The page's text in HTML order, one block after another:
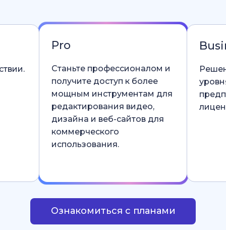
Pro
Станьте профессионалом и
получите доступ к более
мощным инструментам для
редактирования видео,
дизайна и веб-сайтов для
коммерческого
использования.
Ознакомиться с планами